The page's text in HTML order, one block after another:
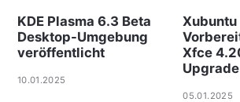
KDE Plasma 6.3 Beta
Desktop-Umgebung
veröffentlicht
10.01.2025
Xfce
Upgrade
05.01.2025